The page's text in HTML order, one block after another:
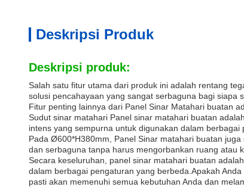
Deskripsi Produk
Deskripsi produk:
Salah satu fitur utama dari produk ini adalah rentang
solusi pencahayaan yang sangat serbaguna bagi siapa
Fitur penting lainnya dari Panel Sinar Matahari buatan
Sudut sinar matahari Panel sinar matahari buatan
intens yang sempurna untuk digunakan dalam
Pada Ø600*H380mm, Panel Sinar matahari buatan
dan serbaguna tanpa harus mengorbankan ruang atau
Secara keseluruhan, panel sinar matahari buatan
dalam berbagai pengaturan yang berbeda.Apakah
pasti akan memenuhi semua kebutuhan Anda dan